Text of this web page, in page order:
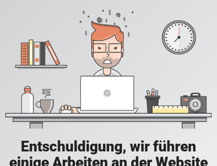
Entschuldigung, wir führen
einige Arbeiten an der Website